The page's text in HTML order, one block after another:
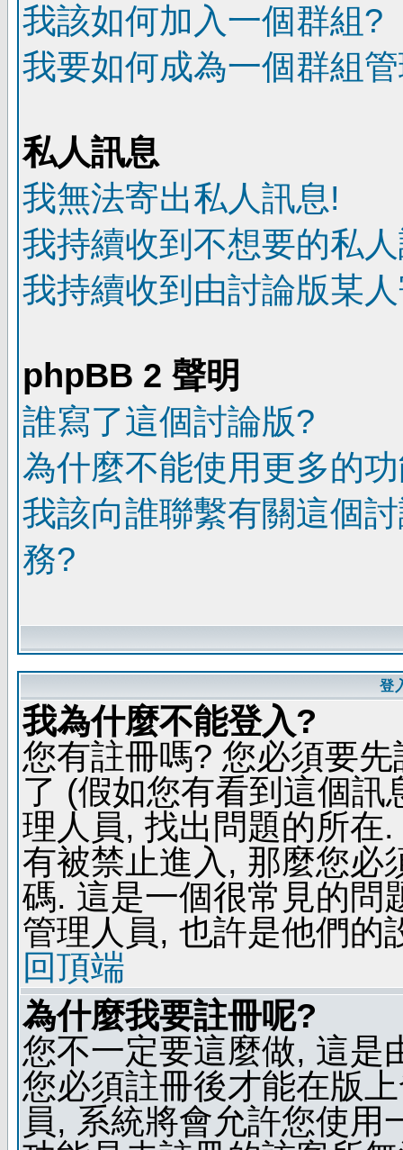
我該如何加入一個群組?
我要如何成為一個群組
私人訊息
我無法寄出私人訊息!
我持續收到不想要的私
我持續收到由討論版某
phpBB 2 聲明
誰寫了這個討論版?
為什麼不能使用更多的
我該向誰聯繫有關這個
務?
登
我為什麼不能登入?
您有註冊嗎? 您必須要
了 (假如您有看到這個
理人員, 找出問題的所在
有被禁止進入, 那麼您必
碼. 這是一個很常見的問
管理人員, 也許是他們的
回頂端
為什麼我要註冊呢?
您不一定要這麼做, 這是
您必須註冊後才能在版
員, 系統將會允許您使